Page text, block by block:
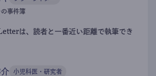
事件簿
は、読者と一番近い距離で執筆でき
小児科医・研究者